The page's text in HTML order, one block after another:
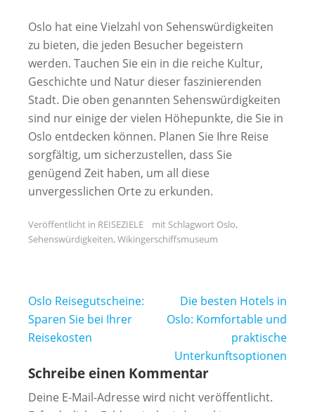
Oslo hat eine Vielzahl von Sehenswürdigkeiten
zu bieten, die jeden Besucher begeistern
werden. Tauchen Sie ein in die reiche Kultur,
Geschichte und Natur dieser faszinierenden
Stadt. Die oben genannten Sehenswürdigkeiten
sind nur einige der vielen Höhepunkte, die Sie in
Oslo entdecken können. Planen Sie Ihre Reise
sorgfältig, um sicherzustellen, dass Sie
genügend Zeit haben, um all diese
unvergesslichen Orte zu erkunden.
Veröffentlicht in REISEZIELE mit Schlagwort Oslo,
Sehenswürdigkeiten, Wikingerschiffsmuseum
Beitragsnavigation
Oslo Reisegutscheine:
Sparen Sie bei Ihrer
Reisekosten
Die besten Hotels in
Oslo: Komfortable und
praktische
Unterkunftsoptionen
Schreibe einen Kommentar
Deine E-Mail-Adresse wird nicht veröffentlicht.